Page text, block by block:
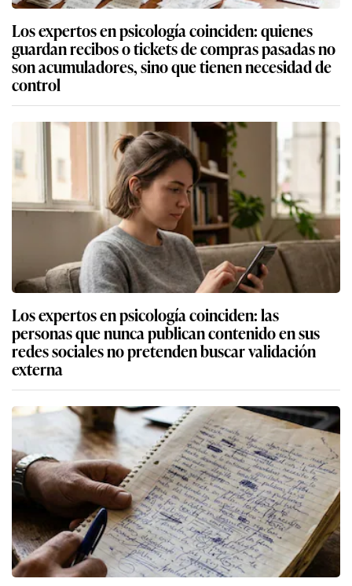
Los expertos en psicología coinciden: quienes
guardan recibos o tickets de compras pasadas no
son acumuladores, sino que tienen necesidad de
control
Los expertos en psicología coinciden: las
personas que nunca publican contenido en sus
redes sociales no pretenden buscar validación
externa